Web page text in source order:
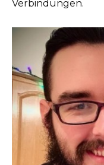
Verbindungen.